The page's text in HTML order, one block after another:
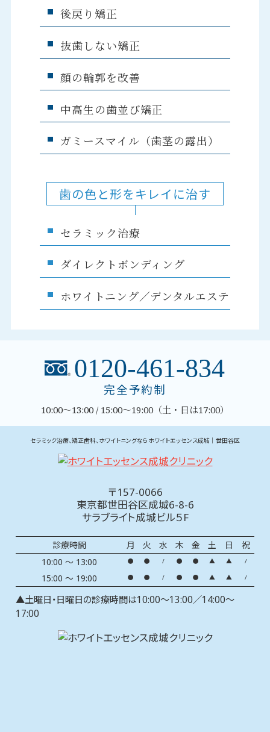
後戻り矯正
抜歯しない矯正
顔の輪郭を改善
中高生の歯並び矯正
ガミースマイル（歯茎の露出）
歯の色と形をキレイに治す
セラミック治療
ダイレクトボンディング
ホワイトニング／デンタルエステ
0120-461-834
完全予約制
10:00～13:00 / 15:00～19:00（土・日は17:00）
セラミック治療、矯正歯科、ホワイトニングならホワイトエッセンス成城｜世田谷区
〒157-0066
東京都世田谷区成城6-8-6
サラブライト成城ビル５F
診療時間 月 火 水 木 金 土 日
祝
10:00 ～ 13:00
● ● / ● ● ▲ ▲ /
15:00 ～ 19:00 ● ● / ● ● ▲ ▲ /
▲土曜日・日曜日の診療時間は10:00～13:00／14:00～
17:00